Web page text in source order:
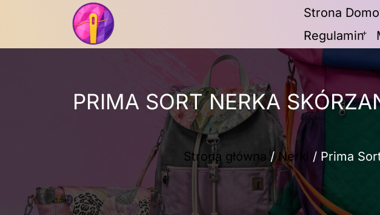
treści
Strona
Regulamin
PRIMA SORT NERKA
Strona główna /Nerki / Prima